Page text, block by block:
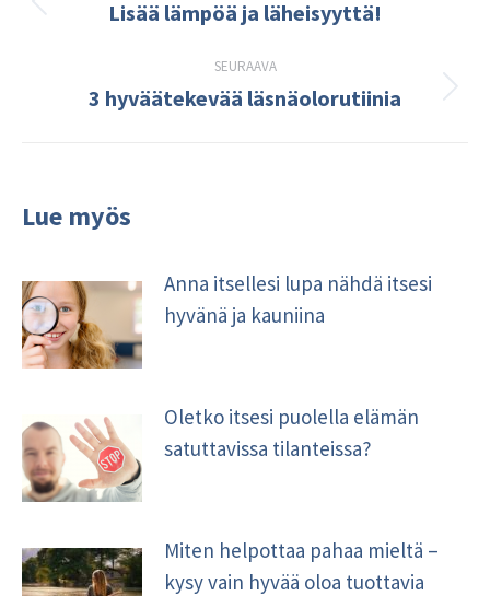
Edellinen
Lisää lämpöä ja läheisyyttä!
SEURAAVA
Seuraava
3 hyväätekevää läsnäolorutiinia
Lue myös
Anna itsellesi lupa nähdä itsesi
hyvänä ja kauniina
Oletko itsesi puolella elämän
satuttavissa tilanteissa?
Miten helpottaa pahaa mieltä –
kysy vain hyvää oloa tuottavia